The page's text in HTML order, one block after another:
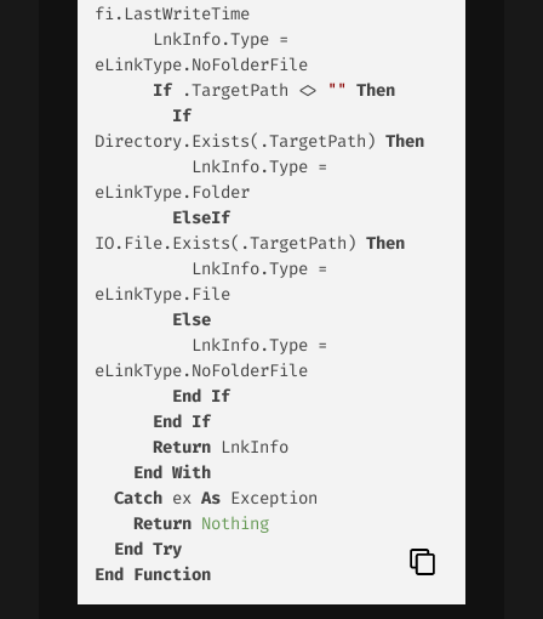
fi.LastWriteTime
eLinkType.NoFolderFile
If .TargetPath <> "" Then
If
Directory.Exists(.TargetPath) Then
eLinkType.Folder
ElseIf
IO.File.Exists(.TargetPath) Then
eLinkType.File
Else
eLinkType.NoFolderFile
End If
End If
Return LnkInfo
End With
Catch ex As Exception
Return Nothing
End Try
End Function